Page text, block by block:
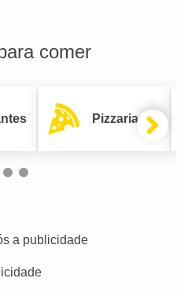
comer
Pizzarias
a publicidade